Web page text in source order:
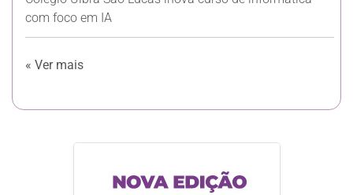
com foco em IA
« Ver mais